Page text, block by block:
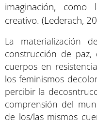
imaginación,
creativo. (Lederach,
La materialización
construcción de
cuerpos en
los feminismos
percibir la
comprensión del
de los/las mismos